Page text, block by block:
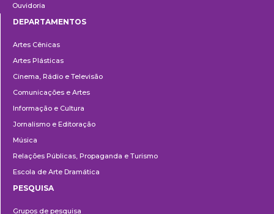
Ouvidoria
DEPARTAMENTOS
Artes Cênicas
Artes Plásticas
Cinema, Rádio e Televisão
Comunicações e Artes
Informação e Cultura
Jornalismo e Editoração
Música
Relações Públicas, Propaganda e Turismo
Escola de Arte Dramática
PESQUISA
Grupos de pesquisa